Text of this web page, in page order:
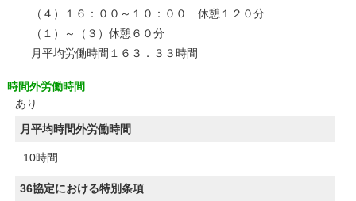
（４）１６：００～１０：００ 休憩１２０分
（１）～（３）休憩６０分
月平均労働時間１６３．３３時間
時間外労働時間
あり
月平均時間外労働時間
10時間
36協定における特別条項